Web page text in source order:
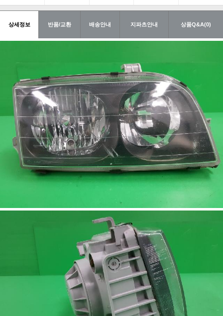
상세정보 반품/교환 배송안내 지파츠안내 상품Q&A(0)